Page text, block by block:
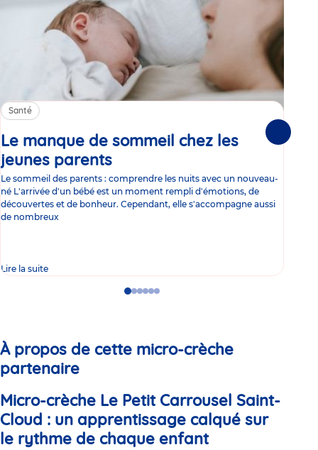
Santé
Le manque de sommeil chez les
jeunes parents
Le sommeil des parents : comprendre les nuits avec un nouveau-
né L'arrivée d'un bébé est un moment rempli d'émotions, de
découvertes et de bonheur. Cependant, elle s'accompagne aussi
de nombreux
Lire la suite
GoGoGoGo
GoGo
À propos de cette micro-crèche
partenaire
Micro-crèche Le Petit Carrousel Saint-
Cloud : un apprentissage calqué sur
le rythme de chaque enfant